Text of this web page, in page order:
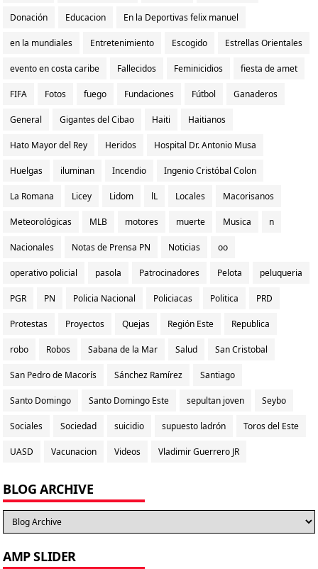
Donación Educacion En la Deportivas felix manuel
en la mundiales Entretenimiento Escogido Estrellas Orientales
evento en costa caribe Fallecidos Feminicidios fiesta de amet
FIFA Fotos fuego Fundaciones Fútbol Ganaderos
General Gigantes del Cibao Haiti Haitianos
Hato Mayor del Rey Heridos Hospital Dr. Antonio Musa
Huelgas iluminan Incendio Ingenio Cristóbal Colon
La Romana Licey Lidom lL Locales Macorisanos
Meteorológicas MLB motores muerte Musica n
Nacionales Notas de Prensa PN Noticias oo
operativo policial pasola Patrocinadores Pelota peluqueria
PGR PN Policia Nacional Policiacas Politica PRD
Protestas Proyectos Quejas Región Este Republica
robo Robos Sabana de la Mar Salud San Cristobal
San Pedro de Macorís Sánchez Ramírez Santiago
Santo Domingo Santo Domingo Este sepultan joven Seybo
Sociales Sociedad suicidio supuesto ladrón Toros del Este
UASD Vacunacion Videos Vladimir Guerrero JR
BLOG ARCHIVE
AMP SLIDER